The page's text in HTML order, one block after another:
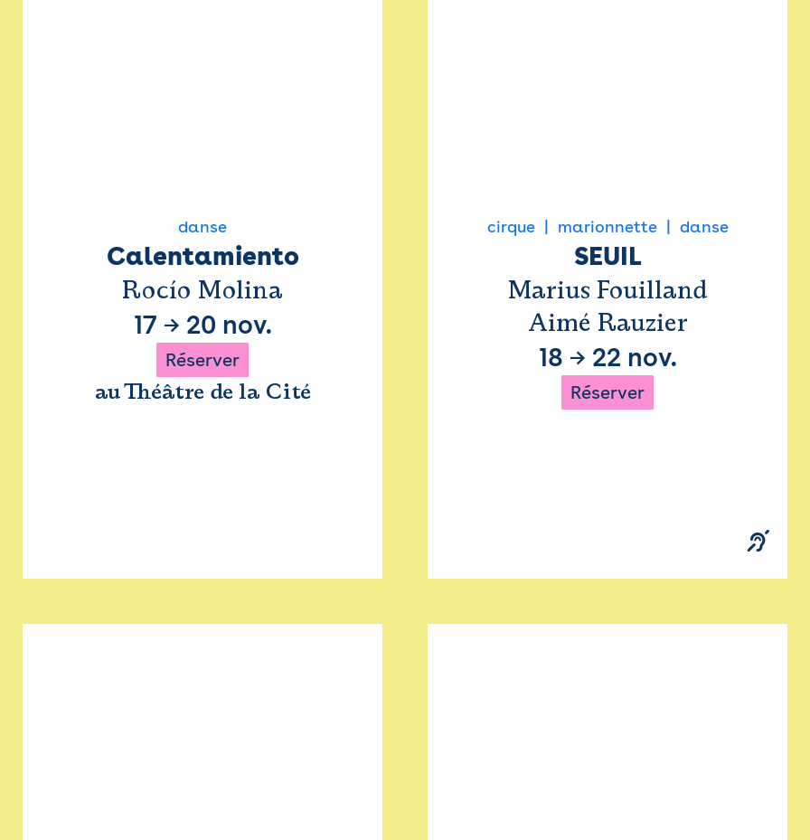
danse
Calentamiento
Rocío Molina
17 → 20 nov.
Réserver
au Théâtre de la Cité
cirque marionnette danse
SEUIL
Marius Fouilland
Aimé Rauzier
18 → 22 nov.
Réserver